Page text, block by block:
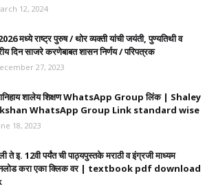
12, 2024
मध्ये राष्ट्र पुरुष / थोर व्यक्ती यांची जयंती, पुण्यतिथी व
दिन साजरे करणेबाबत शासन निर्णय / परिपत्रक
27, 2023
शालेय शिक्षण WhatsApp Group लिंक | Shaley
WhatsApp Group Link standard wise
18, 2023
ते इ. 12वी पर्यंत ची पाठ्यपुस्तके मराठी व इंग्रजी माध्यम
करा एका क्लिक वर | textbook pdf download